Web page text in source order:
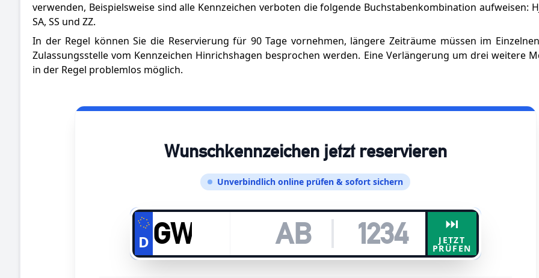
verwenden, Beispielsweise sind alle Kennzeichen verboten die folgende Buchstabenkombination aufweisen:
SA, SS und ZZ.
In der Regel können Sie die Reservierung für 90 Tage vornehmen, längere Zeiträume müssen im
Zulassungsstelle vom Kennzeichen Hinrichshagen besprochen werden. Eine Verlängerung um drei weitere
in der Regel problemlos möglich.
Wunschkennzeichen jetzt reservieren
Unverbindlich online prüfen & sofort sichern
D
⏭️
JETZT
PRÜFEN